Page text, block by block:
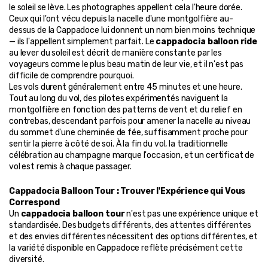
le soleil se lève. Les photographes appellent cela l'heure dorée.
Ceux qui l'ont vécu depuis la nacelle d'une montgolfière au-
dessus de la Cappadoce lui donnent un nom bien moins technique
— ils l'appellent simplement parfait. Le cappadocia balloon ride
au lever du soleil est décrit de manière constante par les
voyageurs comme le plus beau matin de leur vie, et il n'est pas
difficile de comprendre pourquoi.
Les vols durent généralement entre 45 minutes et une heure.
Tout au long du vol, des pilotes expérimentés naviguent la
montgolfière en fonction des patterns de vent et du relief en
contrebas, descendant parfois pour amener la nacelle au niveau
du sommet d'une cheminée de fée, suffisamment proche pour
sentir la pierre à côté de soi. À la fin du vol, la traditionnelle
célébration au champagne marque l'occasion, et un certificat de
vol est remis à chaque passager.
Cappadocia Balloon Tour : Trouver l'Expérience qui Vous
Correspond
Un cappadocia balloon tour n'est pas une expérience unique et
standardisée. Des budgets différents, des attentes différentes
et des envies différentes nécessitent des options différentes, et
la variété disponible en Cappadoce reflète précisément cette
diversité.